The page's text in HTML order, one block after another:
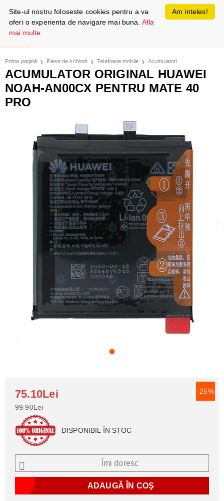
Prima pagină Piese de schimb Telefoane mobile Acumulatori
ACUMULATOR ORIGINAL HUAWEI
NOAH-AN00CX PENTRU MATE 40
PRO
-25%
75.10Lei
99.90Lei
DISPONIBIL ÎN STOC
Îmi doresc
Am inteles!
Site-ul nostru foloseste cookies pentru a va
oferi o experienta de navigare mai buna. Afla
mai multe